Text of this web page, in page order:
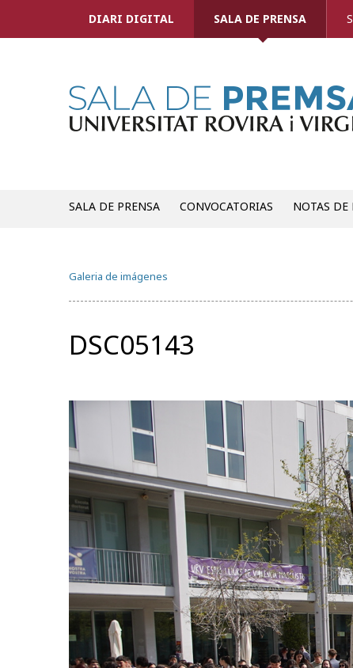
DIARI DIGITAL SALA DE PRENSA
SALA DE PRENSA CONVOCATORIAS NOTAS DE
Galeria de imágenes
DSC05143